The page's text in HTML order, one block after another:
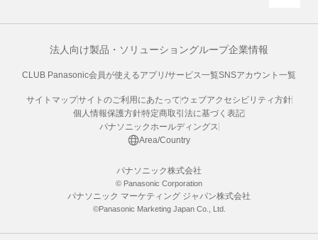
法人向け製品・ソリューショングループ企業情報
CLUB Panasonic会員が使えるアプリ/サービス一覧SNSアカウント一覧
サイトマップサイトのご利用にあたって ウェブアクセシビリティ方針
個人情報保護方針特定商取引法に基づく表記
パナソニックホールディングス
Area/Country
パナソニック株式会社
© Panasonic Corporation
パナソニック マーケティング ジャパン株式会社
©Panasonic Marketing Japan Co., Ltd.